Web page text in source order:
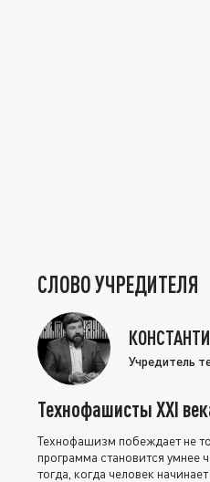
СЛОВО УЧРЕДИТЕЛЯ
Учредитель
Технофашисты XXI
Технофашизм побеждает не
программа становится умнее
тогда, когда человек